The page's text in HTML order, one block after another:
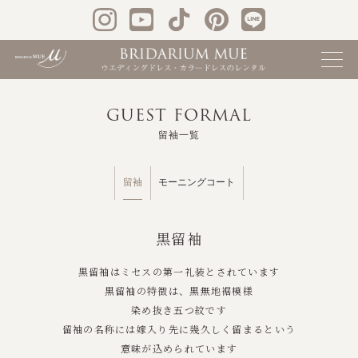
GUEST FORMAL
留袖一覧
留袖 モーニングコート
黒留袖
黒留袖はミセスの第一礼装とされています
黒留袖の特徴は、黒無地裾模様
染め抜き五つ紋です
留袖の名称には嫁入り先に幾久しく留まるという
意味が込められています